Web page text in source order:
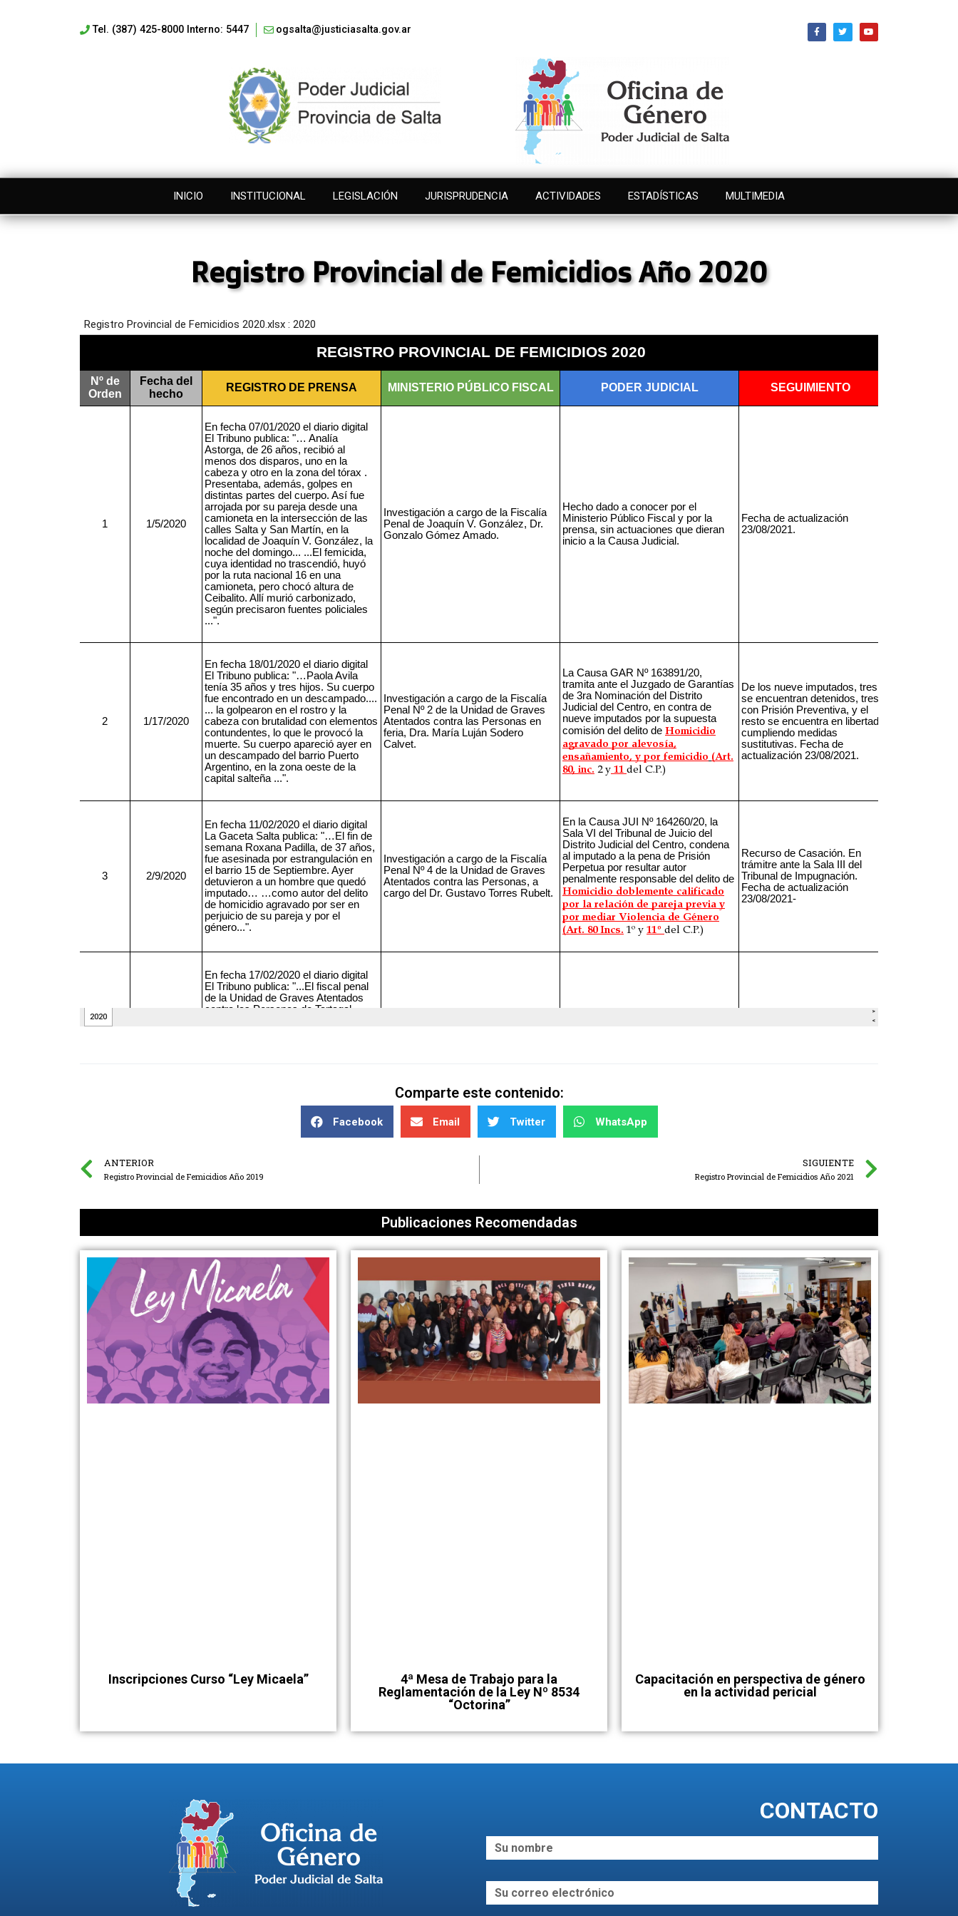
Tel. (387) 425-8000 Interno: 5447 ogsalta@justiciasalta.gov.ar
INICIO INSTITUCIONAL LEGISLACIÓN JURISPRUDENCIA ACTIVIDADES ESTADÍSTICAS MULTIMEDIA
Registro Provincial de Femicidios Año 2020
Comparte este contenido:
Facebook Email Twitter WhatsApp
ANTERIOR
Registro Provincial de Femicidios Año 2019
SIGUIENTE
Registro Provincial de Femicidios Año 2021
Publicaciones Recomendadas
Inscripciones Curso “Ley Micaela”
4ª Mesa de Trabajo para la
Reglamentación de la Ley Nº 8534
“Octorina”
Capacitación en perspectiva de género
en la actividad pericial
CONTACTO